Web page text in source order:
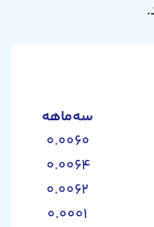
سه‌ماهه
۰.۰۰۶۰
۰.۰۰۶۴
۰.۰۰۶۲
۰.۰۰۰۱